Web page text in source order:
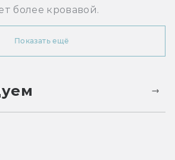
более кровавой.
Показать ещё